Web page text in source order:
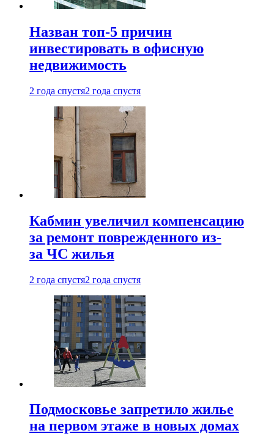
Назван топ-5 причин
инвестировать в офисную
недвижимость
2 года спустя2 года спустя
Кабмин увеличил компенсацию
за ремонт поврежденного из-
за ЧС жилья
2 года спустя2 года спустя
Подмосковье запретило жилье
на первом этаже в новых домах